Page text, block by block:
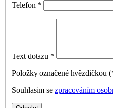
Telefon *
Text dotazu *
Položky označené hvězdičkou (
Souhlasím se zpracováním